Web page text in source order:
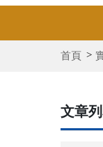
首頁
文章